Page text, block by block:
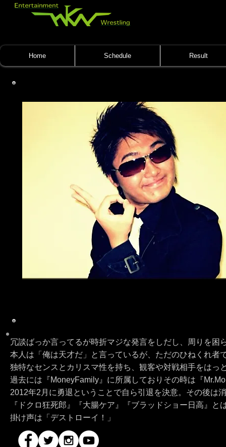
Home Schedule Result
冗談ばっか言ってるが時折マジな発言をしだし、周りを困
本人は「俺は天才だ」と言っているが、ただのひねくれ
独特なセンスとカリスマ性を持ち、観客や対戦相手をはっ
過去には『MoneyFamily』に所属しておりその時は『
2012年2月に勇退ということで自ら引退を決意。その後は
『ドクロ狂死郎』『大腸ケア』『ブラッドショー日高』と
掛け声は「デストローイ！」